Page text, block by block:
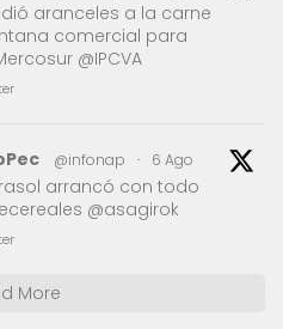
aranceles a la carne
comercial para
@IPCVA
@infonap · 6 Ago
arrancó con todo
@asagirok
More